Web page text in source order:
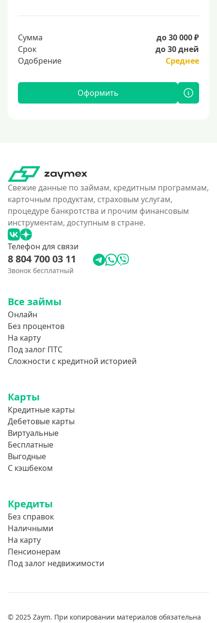
Сумма
до 30 000 ₽
Срок
до 30 дней
Одобрение
Среднее
Оформить
Свежие данные по займам, кредитным программам,
карточным продуктам, страховым услугам,
процедуре банкротства и прочим финансовым
инструментам, доступным в стране.
Телефон для связи
8 804 700 03 11
Звонок бесплатный
Все займы
Онлайн
Без процентов
На карту
Под залог ПТС
Сложности с кредитной историей
Карты
Кредитные карты
Дебетовые карты
Виртуальные
Бесплатные
Выгодные
С кэшбеком
Кредиты
Без справок
Наличными
На карту
Пенсионерам
Под залог недвижимости
© 2025 Zaym. При копировании материалов обязательна